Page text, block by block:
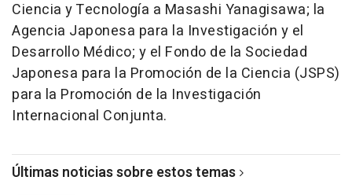
Ciencia y Tecnología a Masashi Yanagisawa; la
Agencia Japonesa para la Investigación y el
Desarrollo Médico; y el Fondo de la Sociedad
Japonesa para la Promoción de la Ciencia (JSPS)
para la Promoción de la Investigación
Internacional Conjunta.
Últimas noticias sobre estos temas